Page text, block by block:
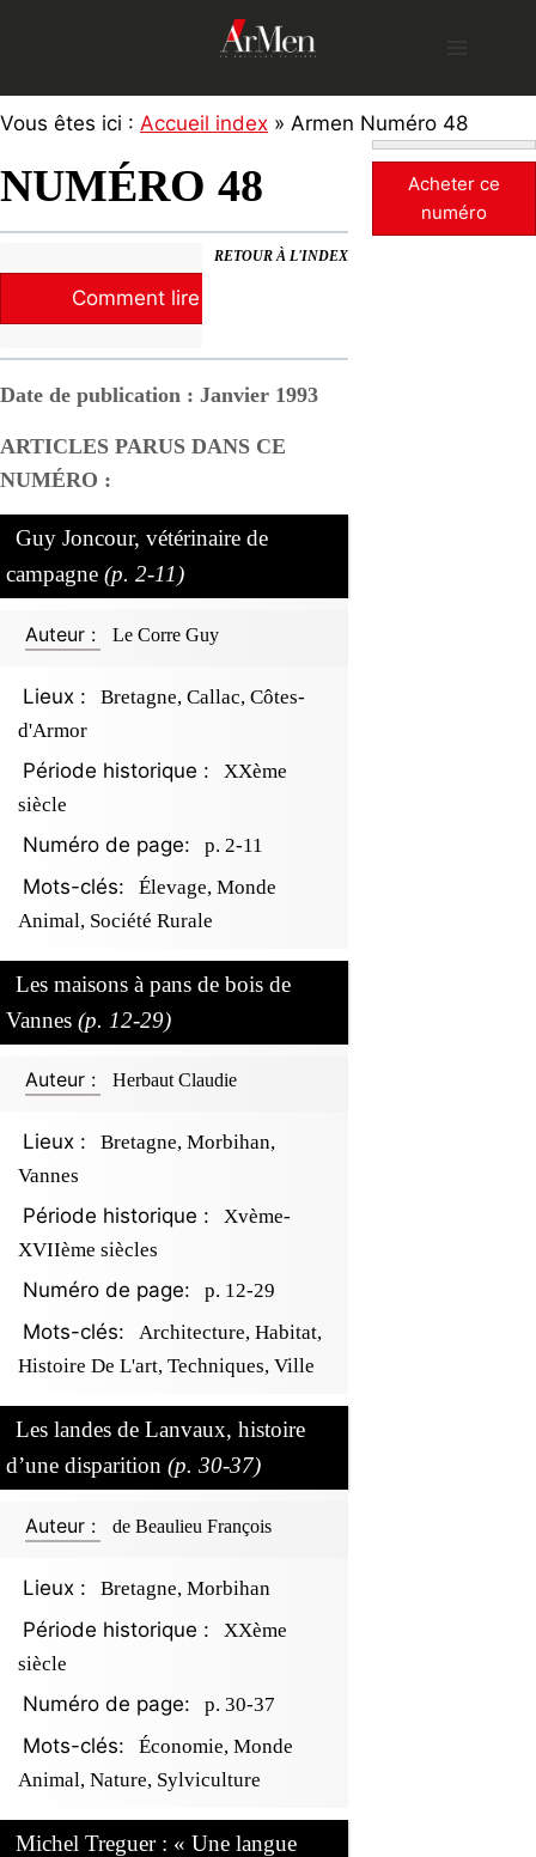
Vous êtes ici : Accueil index » Armen Numéro 48
NUMÉRO 48
RETOUR À L'INDEX
Comment lire la revue ?
Date de publication : Janvier 1993
ARTICLES PARUS DANS CE
NUMÉRO :
Guy Joncour, vétérinaire de
campagne (p. 2-11)
Auteur : Le Corre Guy
Lieux :
Bretagne, Callac, Côtes-
d'Armor
Période historique :
XXème
siècle
Numéro de page: p. 2-11
Mots-clés:
Élevage, Monde
Animal, Société Rurale
Les maisons à pans de bois de
Vannes (p. 12-29)
Auteur : Herbaut Claudie
Lieux :
Bretagne, Morbihan,
Vannes
Période historique :
Xvème-
XVIIème siècles
Numéro de page: p. 12-29
Mots-clés:
Architecture, Habitat,
Histoire De L'art, Techniques, Ville
Les landes de Lanvaux, histoire
d’une disparition (p. 30-37)
Auteur : de Beaulieu François
Lieux : Bretagne, Morbihan
Période historique :
XXème
siècle
Numéro de page: p. 30-37
Mots-clés:
Économie, Monde
Animal, Nature, Sylviculture
Michel Treguer : « Une langue
Acheter ce
numéro